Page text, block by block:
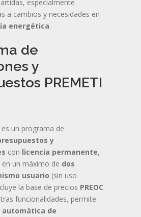
especialmente
a cambios y necesidades en
energética.
de
y
PREMETI
es un programa de
y
con licencia permanente,
un máximo de dos
usuario (sin uso
la base de precios PREOC
funcionalidades, permite
automática de